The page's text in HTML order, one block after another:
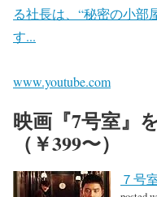
る社長は、“秘密の小部
す...
www.youtube.com
映画『7号室』
（￥399〜）
７号